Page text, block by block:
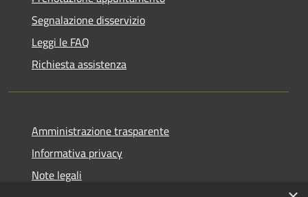
Segnalazione disservizio
Leggi le FAQ
Richiesta assistenza
Amministrazione trasparente
Informativa privacy
Note legali